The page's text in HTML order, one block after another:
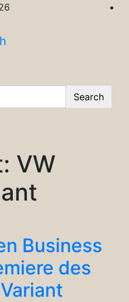
Search
VW
Business
des